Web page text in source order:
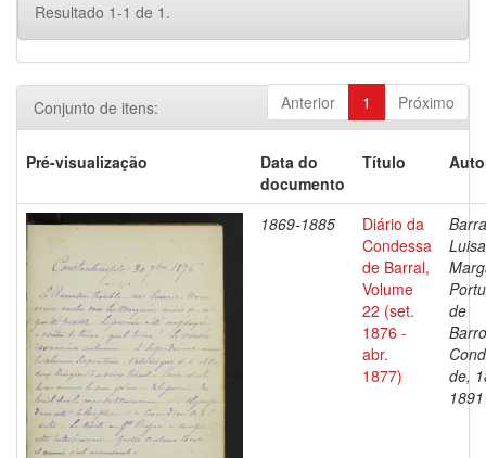
Resultado 1-1 de 1.
Anterior 1 Próximo
Conjunto de itens:
Pré-visualização
Data do
documento
Título
1869-1885
Diário da
Condessa
de Barral,
Volume
22 (set.
1876 -
abr.
1877)
Luisa
de
de,
1891